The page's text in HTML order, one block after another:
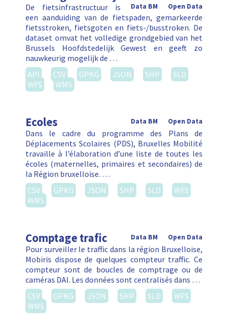
Open Data
Data BM
De fietsinfrastructuur is
een aanduiding van de fietspaden, gemarkeerde
fietsstroken, fietsgoten en fiets-/busstroken. De
dataset omvat het volledige grondgebied van het
Brussels Hoofdstedelijk Gewest en geeft zo
nauwkeurig mogelijk de …
API
CSV GPKG JSON SHP
SLD
WFS
WMS
Ecoles Open Data
Data BM
Dans le cadre du programme des Plans de
Déplacements Scolaires (PDS), Bruxelles Mobilité
travaille à l’élaboration d’une liste de toutes les
écoles (maternelles, primaires et secondaires) de
la Région bruxelloise. …
CSV
GPKG JSON SHP SLD
WFS
WMS
Comptage trafic Open Data
Data BM
Pour surveiller le traffic dans la région Bruxelloise,
Mobiris dispose de quelques compteur traffic. Ce
compteur sont de boucles de comptrage ou de
caméras DAI. Les données sont centralisés dans …
CSV
GPKG JSON SHP SLD
WFS
WMS